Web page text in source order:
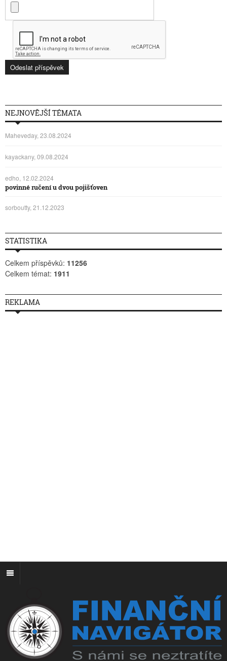
NEJNOVĚJŠÍ TÉMATA
Maheveday, 23.08.2024
kayackany, 09.08.2024
edho, 12.02.2024
povinné ručení u dvou pojišťoven
sorboutty, 21.12.2023
STATISTIKA
Celkem příspěvků: 11256
Celkem témat: 1911
REKLAMA